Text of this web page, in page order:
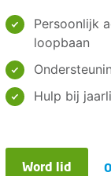
Persoonlijk
loopbaan
Hulp bij
Word lid